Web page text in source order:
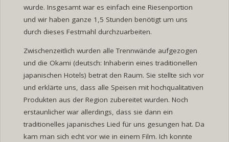
wurde. Insgesamt war es einfach eine Riesenportion
und wir haben ganze 1,5 Stunden benötigt um uns
durch dieses Festmahl durchzuarbeiten.
Zwischenzeitlich wurden alle Trennwände aufgezogen
und die Okami (deutsch: Inhaberin eines traditionellen
japanischen Hotels) betrat den Raum. Sie stellte sich vor
und erklärte uns, dass alle Speisen mit hochqualitativen
Produkten aus der Region zubereitet wurden. Noch
erstaunlicher war allerdings, dass sie dann ein
traditionelles japanisches Lied für uns gesungen hat. Da
kam man sich echt vor wie in einem Film. Ich konnte